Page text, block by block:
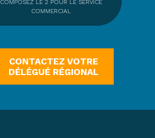
COMPOSEZ LE 2 POUR LE SERVICE
COMMERCIAL
CONTACTEZ VOTRE
DÉLÉGUÉ RÉGIONAL